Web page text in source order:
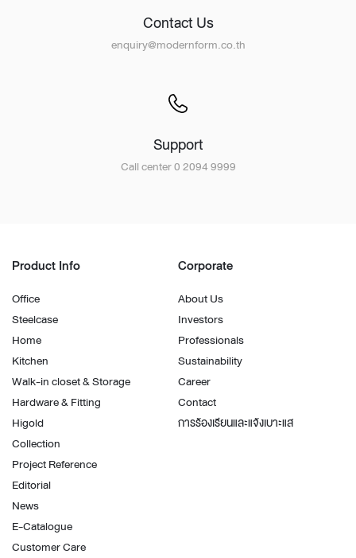
Contact Us
enquiry@modernform.co.th
Support
Call center 0 2094 9999
Product Info
Office
Steelcase
Home
Kitchen
Walk-in closet & Storage
Hardware & Fitting
Higold
Collection
Project Reference
Editorial
News
E-Catalogue
Customer Care
Corporate
About Us
Investors
Professionals
Sustainability
Career
Contact
การร้องเรียนและแจ้งเบาะแส